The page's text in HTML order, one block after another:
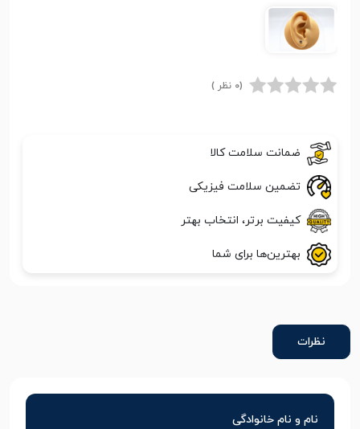
(0 نظر )
ضمانت سلامت کالا
تضمین سلامت فیزیکی
کیفیت برتر، انتخاب بهتر
بهترین‌ها برای شما
نظرات
نام و نام خانوادگی